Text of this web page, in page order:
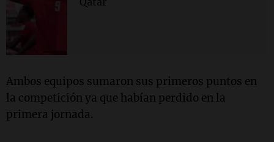
Ambos equipos sumaron sus primeros puntos en
la competición ya que habían perdido en la
primera jornada.